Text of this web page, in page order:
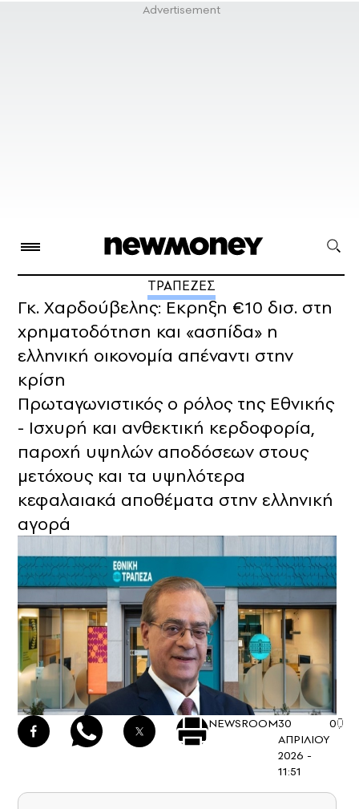
ΤΡΑΠΕΖΕΣ
Γκ. Χαρδούβελης: Εκρηξη €10 δισ. στη
χρηματοδότηση και «ασπίδα» η
ελληνική οικονομία απέναντι στην
κρίση
Πρωταγωνιστικός ο ρόλος της Εθνικής
- Ισχυρή και ανθεκτική κερδοφορία,
παροχή υψηλών αποδόσεων στους
μετόχους και τα υψηλότερα
κεφαλαιακά αποθέματα στην ελληνική
αγορά
NEWSROOM30
ΑΠΡΙΛΙΟΥ
2026 -
11:51
0